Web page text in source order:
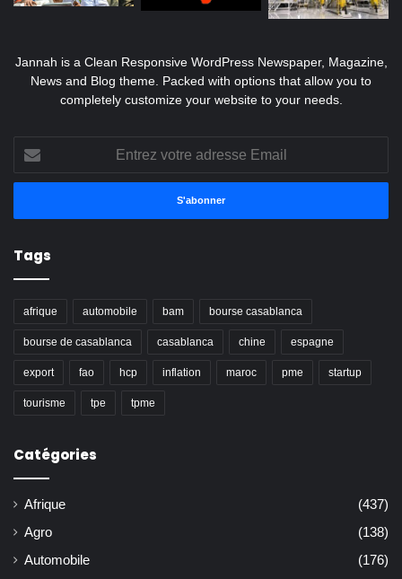
Jannah is a Clean Responsive WordPress Newspaper, Magazine,
News and Blog theme. Packed with options that allow you to
completely customize your website to your needs.
votre
adresse
Tags
afrique automobile bam bourse casablanca
bourse de casablanca casablanca chine espagne
export fao hcp inflation maroc pme startup
tourisme tpe tpme
Catégories
Afrique
(437)
Agro
(138)
Automobile
(176)